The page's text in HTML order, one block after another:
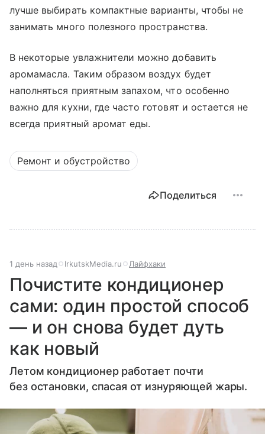
лучше выбирать компактные варианты, чтобы не
занимать много полезного пространства.
В некоторые увлажнители можно добавить
аромамасла. Таким образом воздух будет
наполняться приятным запахом, что особенно
важно для кухни, где часто готовят и остается не
всегда приятный аромат еды.
Ремонт и обустройство
Поделиться
1 день назад IrkutskMedia.ru Лайфхаки
Почистите кондиционер
сами: один простой способ
— и он снова будет дуть
как новый
Летом кондиционер работает почти
без остановки, спасая от изнуряющей жары.